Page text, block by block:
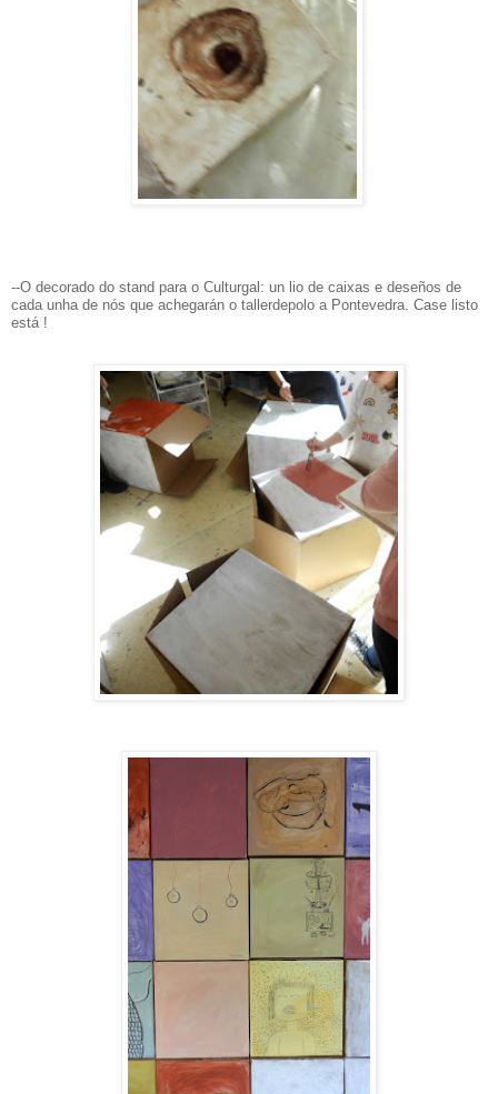
--O decorado do stand para o Culturgal: un lio de caixas e deseños de
cada unha de nós que achegarán o tallerdepolo a Pontevedra. Case listo
está !